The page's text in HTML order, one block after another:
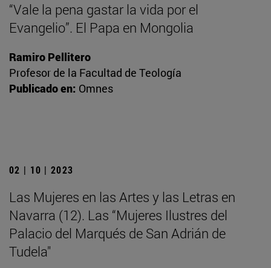
“Vale la pena gastar la vida por el
Evangelio”. El Papa en Mongolia
Ramiro Pellitero
Profesor de la Facultad de Teología
Publicado en: Omnes
02 | 10 | 2023
Las Mujeres en las Artes y las Letras en
Navarra (12). Las “Mujeres Ilustres del
Palacio del Marqués de San Adrián de
Tudela"